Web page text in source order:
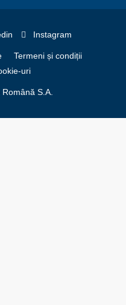
Instagram
Termeni și condiții
uri
S.A.